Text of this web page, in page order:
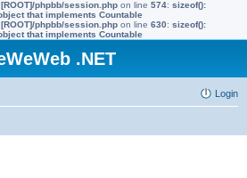
[ROOT]/phpbb/session.php on line 574: sizeof():
that implements Countable
[ROOT]/phpbb/session.php on line 630: sizeof():
that implements Countable
.NET
Login